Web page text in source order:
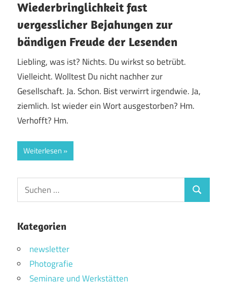
Wiederbringlichkeit fast
vergesslicher Bejahungen zur
bändigen Freude der Lesenden
Liebling, was ist? Nichts. Du wirkst so betrübt.
Vielleicht. Wolltest Du nicht nachher zur
Gesellschaft. Ja. Schon. Bist verwirrt irgendwie. Ja,
ziemlich. Ist wieder ein Wort ausgestorben? Hm.
Verhofft? Hm.
Weiterlesen
Suchen
nach:
Suchen
Kategorien
newsletter
Photografie
Seminare und Werkstätten